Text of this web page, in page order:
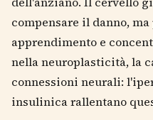
compensare il danno,
apprendimento e
nella neuroplasticità, la
connessioni neurali:
insulinica rallentano